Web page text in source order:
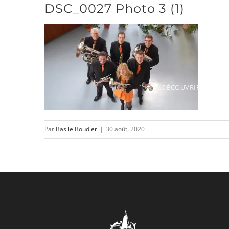
DÉCOUVRIR
DSC_0027 Photo 3 (1)
Par Basile Boudier | 30 août, 2020